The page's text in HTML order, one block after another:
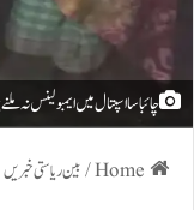
چائباسا اسپتال میں ایمبولینس نہ
/بین ریاستی خبریں